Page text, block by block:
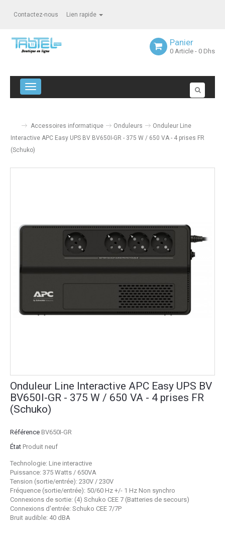
Contactez-nous Lien rapide
Panier
0 Article - 0 Dhs
Navigation bascule
Accessoires informatique Onduleurs
Onduleur Line
Interactive APC Easy UPS BV BV650I-GR - 375 W / 650 VA - 4 prises FR
(Schuko)
Onduleur Line Interactive APC Easy UPS BV
BV650I-GR - 375 W / 650 VA - 4 prises FR
(Schuko)
Référence BV650I-GR
État Produit neuf
Technologie: Line interactive
Puissance: 375 Watts / 650VA
Tension (sortie/entrée): 230V / 230V
Fréquence (sortie/entrée): 50/60 Hz +/- 1 Hz Non synchro
Connexions de sortie: (4) Schuko CEE 7 (Batteries de secours)
Connexions d'entrée: Schuko CEE 7/7P
Bruit audible: 40 dBA